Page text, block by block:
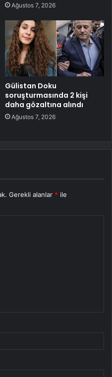
Ağustos 7, 2026
Gülistan Doku
soruşturmasında 2 kişi
daha gözaltına alındı
Ağustos 7, 2026
Gerekli alanlar * ile